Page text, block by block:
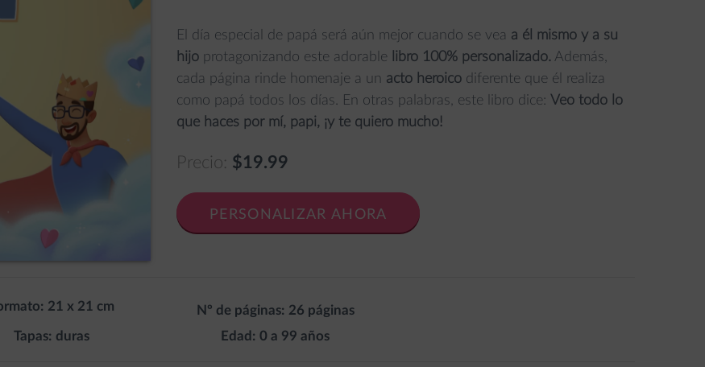
El día especial de papá será aún mejor cuando se vea a él mismo y a su
hijo protagonizando este adorable libro 100% personalizado. Además,
cada página rinde homenaje a un acto heroico diferente que él realiza
como papá todos los días. En otras palabras, este libro dice: Veo todo lo
que haces por mí, papi, ¡y te quiero mucho!
Precio: $19.99
PERSONALIZAR AHORA
21 x 21 cm Nº de páginas: 26 páginas
Tapas: duras Edad: 0 a 99 años